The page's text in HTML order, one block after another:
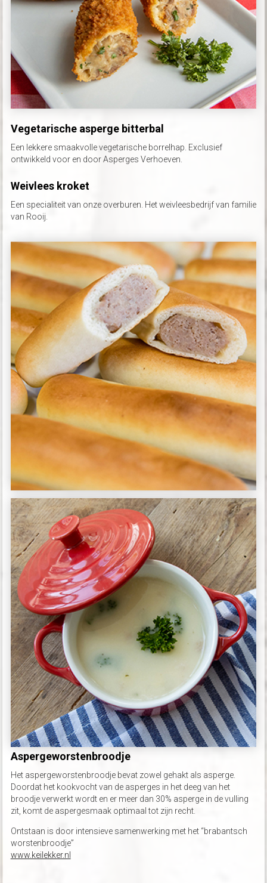
Vegetarische asperge bitterbal
Een lekkere smaakvolle vegetarische borrelhap. Exclusief
ontwikkeld voor en door Asperges Verhoeven.
Weivlees kroket
Een specialiteit van onze overburen. Het weivleesbedrijf van familie
van Rooij.
Aspergeworstenbroodje
Het aspergeworstenbroodje bevat zowel gehakt als asperge.
Doordat het kookvocht van de asperges in het deeg van het
broodje verwerkt wordt en er meer dan 30% asperge in de vulling
zit, komt de aspergesmaak optimaal tot zijn recht.
Ontstaan is door intensieve samenwerking met het “brabantsch
worstenbroodje”
www.keilekker.nl